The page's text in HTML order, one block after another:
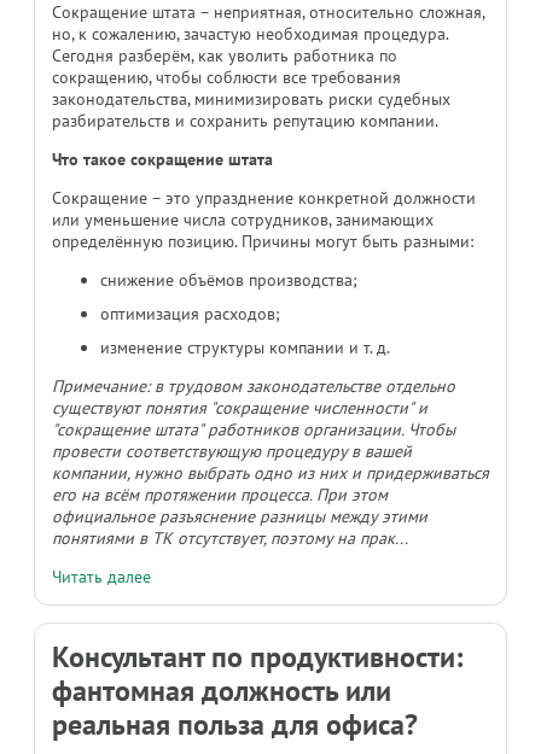
Сокращение штата – неприятная, относительно сложная,
но, к сожалению, зачастую необходимая процедура.
Сегодня разберём, как уволить работника по
сокращению, чтобы соблюсти все требования
законодательства, минимизировать риски судебных
разбирательств и сохранить репутацию компании.
Что такое сокращение штата
Сокращение – это упразднение конкретной должности
или уменьшение числа сотрудников, занимающих
определённую позицию. Причины могут быть разными:
снижение объёмов производства;
оптимизация расходов;
изменение структуры компании и т. д.
Примечание: в трудовом законодательстве отдельно
существуют понятия "сокращение численности" и
"сокращение штата" работников организации. Чтобы
провести соответствующую процедуру в вашей
компании, нужно выбрать одно из них и придерживаться
его на всём протяжении процесса. При этом
официальное разъяснение разницы между этими
понятиями в ТК отсутствует, поэтому на прак...
Читать далее
Консультант по продуктивности:
фантомная должность или
реальная польза для офиса?